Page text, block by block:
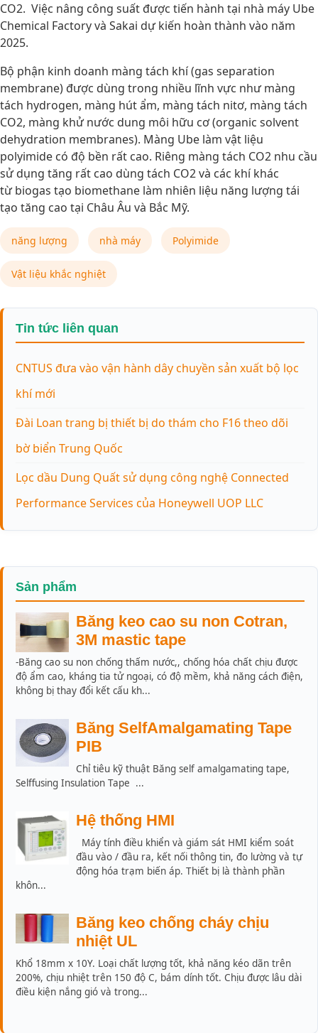
CO2. Việc nâng công suất được tiến hành tại nhà máy Ube
Chemical Factory và Sakai dự kiến hoàn thành vào năm
2025.
Bộ phận kinh doanh màng tách khí (gas separation
membrane) được dùng trong nhiều lĩnh vực như màng
tách hydrogen, màng hút ẩm, màng tách nitơ, màng tách
CO2, màng khử nước dung môi hữu cơ (organic solvent
dehydration membranes). Màng Ube làm vật liệu
polyimide có độ bền rất cao. Riêng màng tách CO2 nhu cầu
sử dụng tăng rất cao dùng tách CO2 và các khí khác
từ biogas tạo biomethane làm nhiên liệu năng lượng tái
tạo tăng cao tại Châu Âu và Bắc Mỹ.
năng lượng nhà máy Polyimide
Vật liệu khắc nghiệt
Tin tức liên quan
CNTUS đưa vào vận hành dây chuyền sản xuất bộ lọc
khí mới
Đài Loan trang bị thiết bị do thám cho F16 theo dõi
bờ biển Trung Quốc
Lọc dầu Dung Quất sử dụng công nghệ Connected
Performance Services của Honeywell UOP LLC
Sản phẩm
Băng keo cao su non Cotran,
3M mastic tape
-Băng cao su non chống thấm nước,, chống hóa chất chịu được
độ ẩm cao, kháng tia tử ngoại, có độ mềm, khả năng cách điện,
không bị thay đổi kết cấu kh...
Băng SelfAmalgamating Tape
PIB
Chỉ tiêu kỹ thuật Băng self amalgamating tape,
Selffusing Insulation Tape ...
Hệ thống HMI
Máy tính điều khiển và giám sát HMI kiểm soát
đầu vào / đầu ra, kết nối thông tin, đo lường và tự
động hóa trạm biến áp. Thiết bị là thành phần
khôn...
Băng keo chống cháy chịu
nhiệt UL
Khổ 18mm x 10Y. Loại chất lượng tốt, khả năng kéo dãn trên
200%, chịu nhiệt trên 150 độ C, bám dính tốt. Chịu được lâu dài
điều kiện nắng gió và trong...